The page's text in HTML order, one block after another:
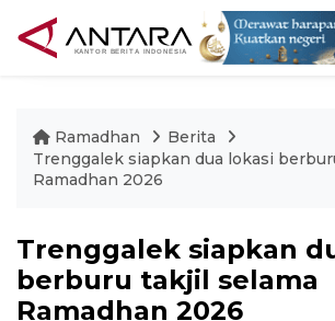
Ramadhan
Berita
Trenggalek siapkan dua lokasi
Ramadhan 2026
Trenggalek siapkan
berburu takjil selama
Ramadhan 2026